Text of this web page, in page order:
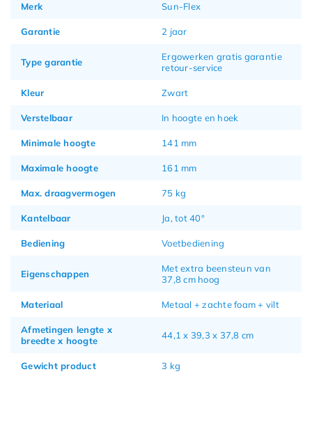
Merk Sun-Flex
Garantie 2 jaar
Type garantie
Ergowerken gratis garantie
retour-service
Kleur Zwart
Verstelbaar In hoogte en hoek
Minimale hoogte 141 mm
Maximale hoogte 161 mm
Max. draagvermogen 75 kg
Kantelbaar Ja, tot 40°
Bediening Voetbediening
Eigenschappen
Met extra beensteun van
37,8 cm hoog
Materiaal Metaal + zachte foam + vilt
Afmetingen lengte x
breedte x hoogte
44,1 x 39,3 x 37,8 cm
Gewicht product 3 kg